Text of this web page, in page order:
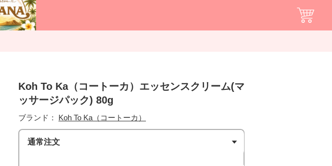
Koh To Ka（コートーカ）エッセンスクリーム(マ
ッサージパック) 80g
ブランド： Koh To Ka（コートーカ）
通常注文